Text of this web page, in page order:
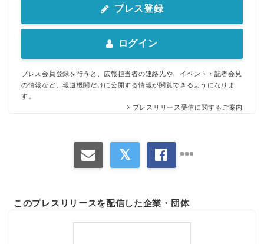
プレス登録
ログイン
プレス会員登録を行うと、広報担当者の連絡先や、イベント・記者会見
の情報など、報道機関だけに公開する情報が閲覧できるようになりま
す。
プレスリリース受信に関するご案内
このプレスリリースを配信した企業・団体